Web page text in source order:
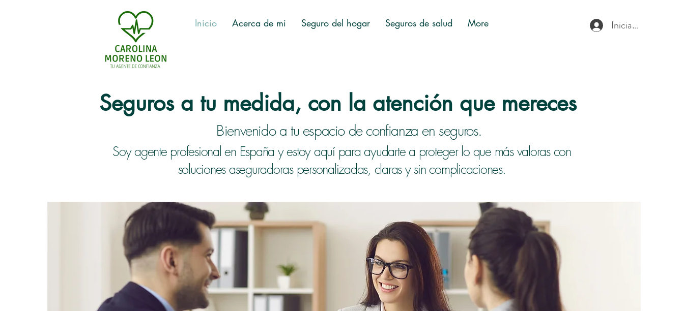
Inicio Acerca de mi Seguro del hogar Seguros de salud More Iniciar sesión
Seguros a tu medida, con la atención que mereces
Bienvenido a tu espacio de confianza en seguros.
Soy agente profesional en España y estoy aquí para ayudarte a proteger lo que más valoras con
soluciones aseguradoras personalizadas, claras y sin complicaciones.